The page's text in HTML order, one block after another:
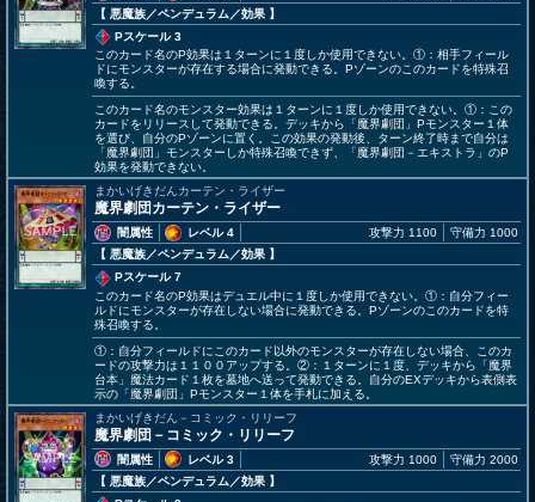
【 悪魔族／ペンデュラム／効果 】
Pスケール 3
このカード名のP効果は１ターンに１度しか使用できない。①：相手フィール
ドにモンスターが存在する場合に発動できる。Pゾーンのこのカードを特殊召
喚する。
このカード名のモンスター効果は１ターンに１度しか使用できない。①：この
カードをリリースして発動できる。デッキから「魔界劇団」Pモンスター１体
を選び、自分のPゾーンに置く。この効果の発動後、ターン終了時まで自分は
「魔界劇団」モンスターしか特殊召喚できず、「魔界劇団－エキストラ」のP
効果を発動できない。
まかいげきだんカーテン・ライザー
魔界劇団カーテン・ライザー
闇属性
レベル 4
【 悪魔族／ペンデュラム／効果 】
攻撃力 1100 守備力 1000
Pスケール 7
このカード名のP効果はデュエル中に１度しか使用できない。①：自分フィー
ルドにモンスターが存在しない場合に発動できる。Pゾーンのこのカードを特
殊召喚する。
①：自分フィールドにこのカード以外のモンスターが存在しない場合、このカ
ードの攻撃力は１１００アップする。②：１ターンに１度、デッキから「魔界
台本」魔法カード１枚を墓地へ送って発動できる。自分のEXデッキから表側表
示の「魔界劇団」Pモンスター１体を手札に加える。
まかいげきだん－コミック・リリーフ
魔界劇団－コミック・リリーフ
闇属性
レベル 3
【 悪魔族／ペンデュラム／効果 】
攻撃力 1000 守備力 2000